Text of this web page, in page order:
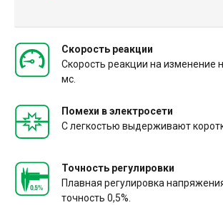
Скорость реакции
Скорость реакции на изменение
мс.
Помехи в электросети
С легкостью выдерживают
Точность регулировки
Плавная регулировка
точность 0,5%.